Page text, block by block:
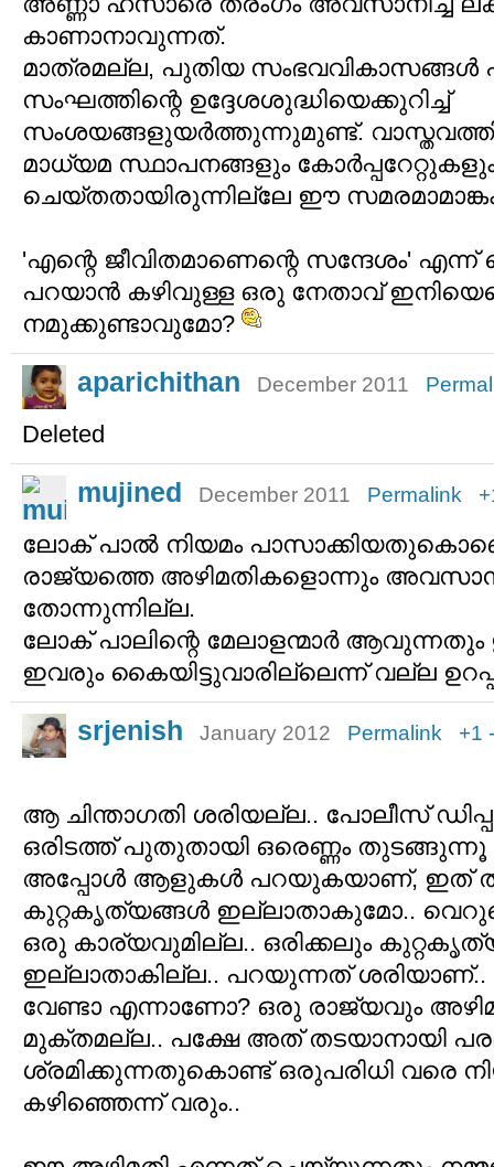
കാണാനാവുന്നത്.
മാത്രമല്ല, പുതിയ സംഭവവികാസങ്ങള്‍
സംഘത്തിന്റെ ഉദ്ദേശശുദ്ധിയെക്കുറിച്ച്
സംശയങ്ങളുയര്‍ത്തുന്നുമുണ്ട്.
മാധ്യമ സ്ഥാപനങ്ങളും
ചെയ്തതായിരുന്നില്ലേ ഈ
'എന്റെ ജീവിതമാണെന്റെ സന്ദേശം'
പറയാന്‍ കഴിവുള്ള ഒരു നേതാവ്
നമുക്കുണ്ടാവുമോ?
aparichithan December 2011
Deleted
mujined December 2011 Permalink
ലോക് പാല്‍ നിയമം
രാജ്യത്തെ അഴിമതികളൊന്നും
തോന്നുന്നില്ല.
ലോക് പാലിന്റെ മേലാളന്മാര്‍
ഇവരും കൈയിട്ടുവാരില്ലെന്ന് വല്ല
srjenish January 2012 Permalink +1
ആ ചിന്താഗതി ശരിയല്ല.. പോലീസ്
ഒരിടത്ത് പുതുതായി ഒരെണ്ണം തുടങ്ങുന്നൂ
അപ്പോള്‍ ആളുകള്‍ പറയുകയാണ്, ഇത്
കുറ്റകൃത്യങ്ങള്‍ ഇല്ലാതാകുമോ..
ഒരു കാര്യവുമില്ല.. ഒരിക്കലും
ഇല്ലാതാകില്ല.. പറയുന്നത്
വേണ്ടാ എന്നാണോ? ഒരു രാജ്യവും
മുക്തമല്ല.. പക്ഷേ അത് തടയാനായി
ശ്രമിക്കുന്നതുകൊണ്ട് ഒരുപരിധി വരെ
കഴിഞ്ഞെന്ന് വരും..